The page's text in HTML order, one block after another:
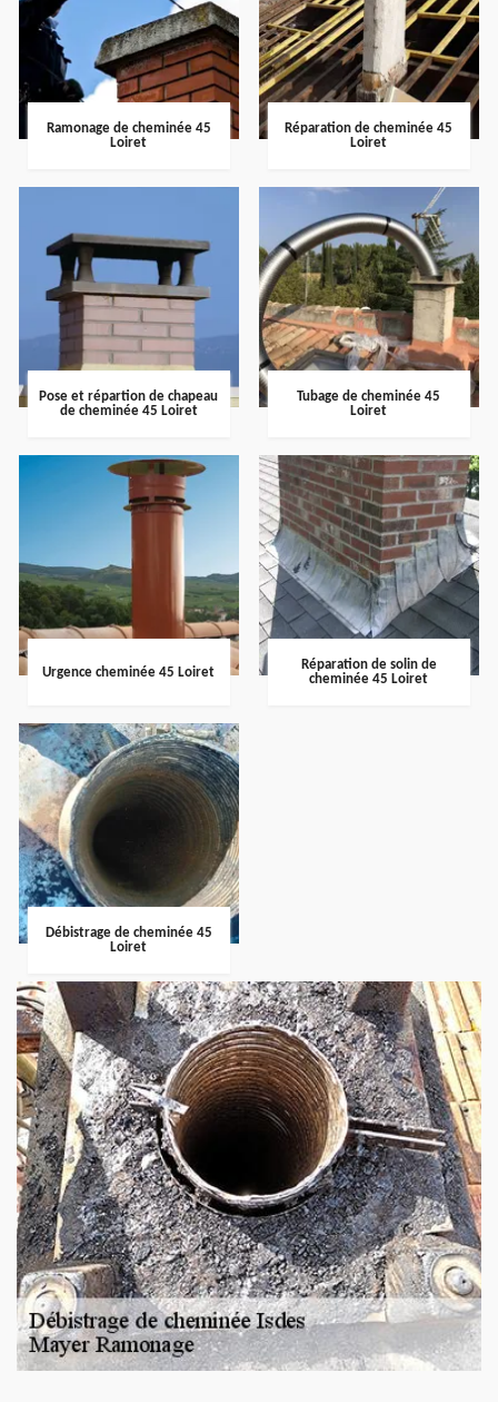
Ramonage de cheminée 45
Loiret
Réparation de cheminée 45
Loiret
Pose et répartion de chapeau
de cheminée 45 Loiret
Tubage de cheminée 45
Loiret
Urgence cheminée 45 Loiret
Réparation de solin de
cheminée 45 Loiret
Débistrage de cheminée 45
Loiret